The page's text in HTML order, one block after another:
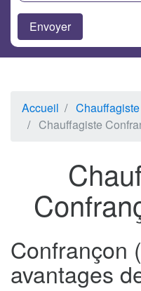
Accueil
Chauffagiste
Confrançon
avantages